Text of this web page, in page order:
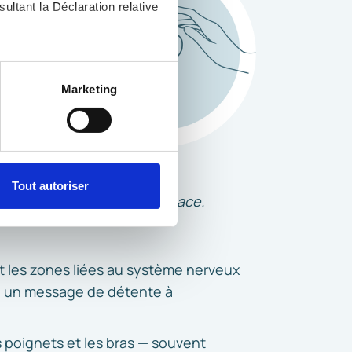
la Déclaration relative
reportez-vous à lasection «
sur les cookies.
relatives aux médias
Marketing
Tout autoriser
vous
Discret, immédiat, efficace.
zones liées au système nerveux
message de détente à
poignets et les bras — souvent